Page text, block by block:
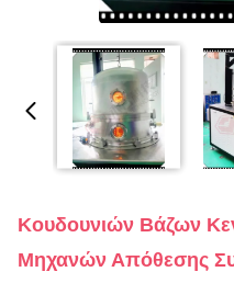
Κουδουνιών Βάζων
Μηχανών Απόθεσης